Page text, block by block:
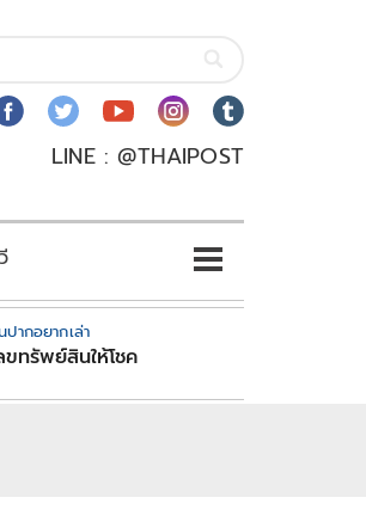
LINE : @THAIPOST
ปากอยากเล่า
ขทรัพย์สินให้โชค